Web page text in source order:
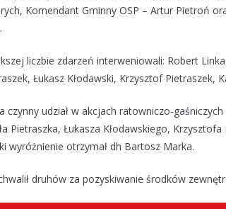
Komendant Gminny OSP – Artur Pietroń
liczbie zdarzeń interweniowali: Robert
Łukasz Kłodawski, Krzysztof Pietraszek,
udział w akcjach ratowniczo-
Pietraszka, Łukasza Kłodawskiego,
wyróżnienie otrzymał dh Bartosz Marka.
druhów za pozyskiwanie środków